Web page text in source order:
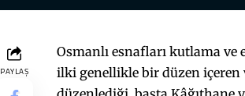
PAYLAŞ
Osmanlı esnafları kutlama
ilki genellikle bir düzen içeren